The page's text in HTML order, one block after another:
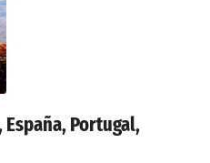
Portugal,